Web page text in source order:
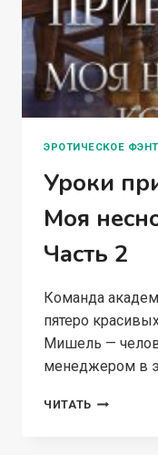
ЭРОТИЧЕСКОЕ
Уроки
Моя
Часть 2
Команда
пятеро
Мишель —
менеджером в
ЧИТАТЬ УРОКИ